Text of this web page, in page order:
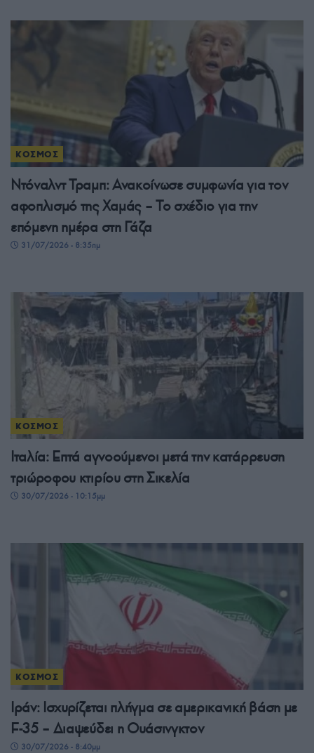
ΚΟΣΜΟΣ
Ντόναλντ Τραμπ: Ανακοίνωσε συμφωνία για τον
αφοπλισμό της Χαμάς – Το σχέδιο για την
επόμενη ημέρα στη Γάζα
31/07/2026 - 8:35πμ
ΚΟΣΜΟΣ
Ιταλία: Επτά αγνοούμενοι μετά την κατάρρευση
τριώροφου κτιρίου στη Σικελία
30/07/2026 - 10:15μμ
ΚΟΣΜΟΣ
Ιράν: Ισχυρίζεται πλήγμα σε αμερικανική βάση με
F-35 – Διαψεύδει η Ουάσινγκτον
30/07/2026 - 8:40μμ